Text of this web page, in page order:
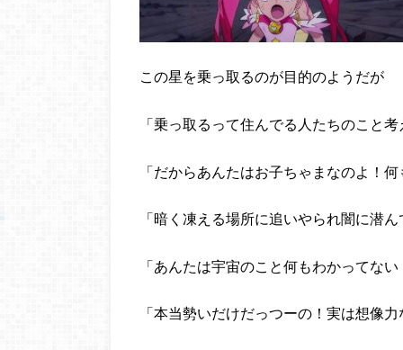
この星を乗っ取るのが目的のようだが
「乗っ取るって住んでる人たちのこと考
「だからあんたはお子ちゃまなのよ！
「暗く凍える場所に追いやられ闇に潜ん
「あんたは宇宙のこと何もわかってない
「本当勢いだけだっつーの！実は想像力